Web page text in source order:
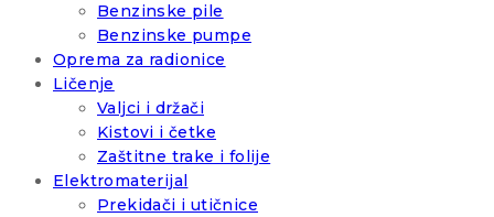
Benzinske pile
Benzinske pumpe
Oprema za radionice
Ličenje
Valjci i držači
Kistovi i četke
Zaštitne trake i folije
Elektromaterijal
Prekidači i utičnice